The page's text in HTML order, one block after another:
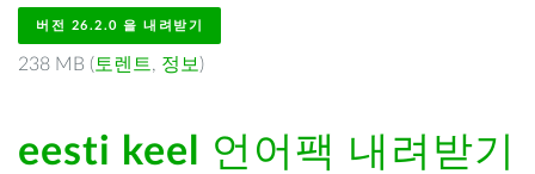
버전 26.2.0 을 내려받기
238 MB ( 토렌트, 정보 )
eesti keel 언어팩 내려받기